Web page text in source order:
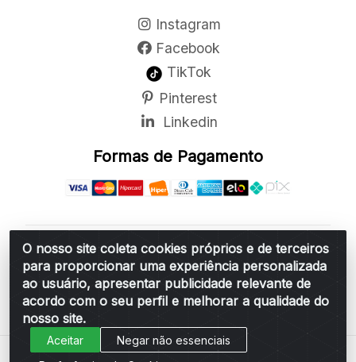
O nosso site coleta cookies próprios e de terceiros
para proporcionar uma experiência personalizada
ao usuário, apresentar publicidade relevante de
acordo com o seu perfil e melhorar a qualidade do
nosso site.
Aceitar
Negar não essenciais
Instagram
Facebook
TikTok
Pinterest
Linkedin
Formas de Pagamento
Belchior Cortinas e Acessórios LTDA - R: Rua
Vereador Sérgio Leopoldino Alves, 876 - Santa
Bárbara d'Oeste/SP - CEP 13.456-166 - CNPJ
06.314.073/0001-34